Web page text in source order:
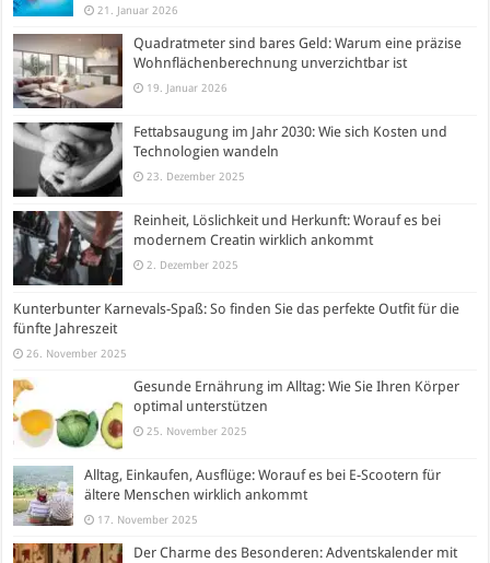
21. Januar 2026
Quadratmeter sind bares Geld: Warum eine präzise
Wohnflächenberechnung unverzichtbar ist
19. Januar 2026
Fettabsaugung im Jahr 2030: Wie sich Kosten und
Technologien wandeln
23. Dezember 2025
Reinheit, Löslichkeit und Herkunft: Worauf es bei
modernem Creatin wirklich ankommt
2. Dezember 2025
Kunterbunter Karnevals-Spaß: So finden Sie das perfekte Outfit für die
fünfte Jahreszeit
26. November 2025
Gesunde Ernährung im Alltag: Wie Sie Ihren Körper
optimal unterstützen
25. November 2025
Alltag, Einkaufen, Ausflüge: Worauf es bei E-Scootern für
ältere Menschen wirklich ankommt
17. November 2025
Der Charme des Besonderen: Adventskalender mit